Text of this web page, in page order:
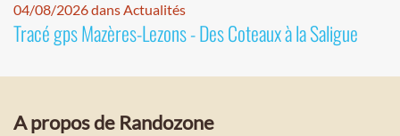
04/08/2026 dans Actualités
Tracé gps Mazères-Lezons - Des Coteaux à la Saligue
A propos de Randozone